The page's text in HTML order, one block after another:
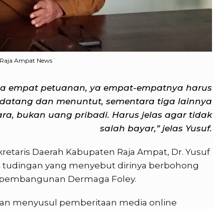
Ampat News
empat petuanan, ya empat-empatnya harus
dan menuntut, sementara tiga lainnya
bukan uang pribadi. Harus jelas agar tidak
salah bayar,” jelas Yusuf.
Daerah Kabupaten Raja Ampat, Dr. Yusuf
tudingan yang menyebut dirinya berbohong
Dermaga Foley.
menyusul pemberitaan media online